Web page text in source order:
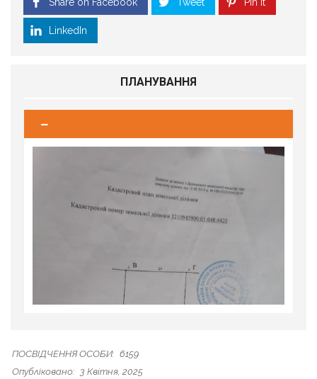
LinkedIn
ПЛАНУВАННЯ
ПОСВІДЧЕННЯ ОСОБИ: 6159
Опубліковано: 3 Квітня, 2025